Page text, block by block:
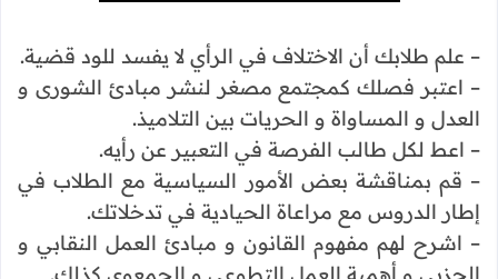
– علم طلابك أن الاختلاف في الرأي لا يفسد للود قضية.
– اعتبر فصلك كمجتمع مصغر لنشر مبادئ الشورى و
العدل و المساواة و الحريات بين التلاميذ.
– اعط لكل طالب الفرصة في التعبير عن رأيه.
– قم بمناقشة بعض الأمور السياسية مع الطلاب في
إطار الدروس مع مراعاة الحيادية في تدخلاتك.
– اشرح لهم مفهوم القانون و مبادئ العمل النقابي و
الحزبي و أهمية العمل التطوعي و الجمعوي كذلك.